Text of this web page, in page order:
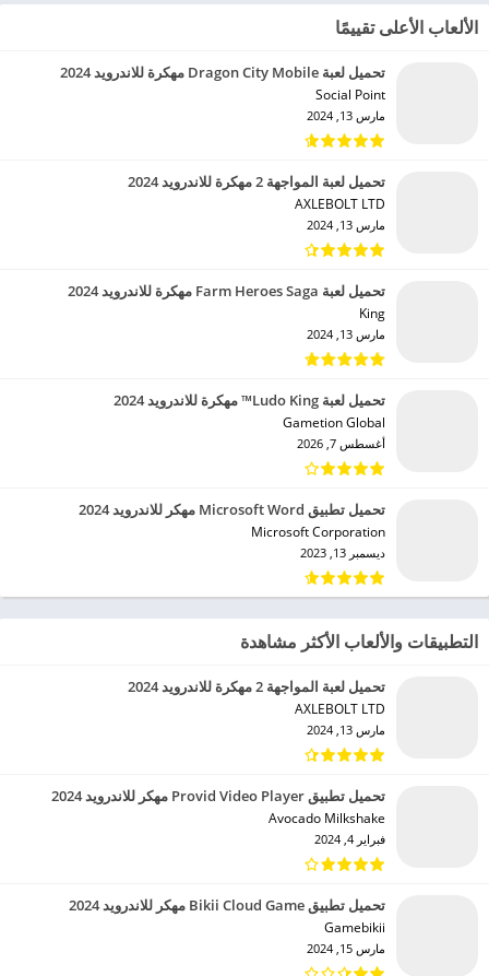
الألعاب الأعلى تقييمًا
تحميل لعبة Dragon City Mobile مهكرة للاندرويد 2024
Social Point‏
مارس 13, 2024
تحميل لعبة المواجهة 2 مهكرة للاندرويد 2024
AXLEBOLT LTD‏
مارس 13, 2024
تحميل لعبة Farm Heroes Saga مهكرة للاندرويد 2024
King‏
مارس 13, 2024
تحميل لعبة Ludo King™ مهكرة للاندرويد 2024
Gametion Global‏
أغسطس 7, 2026
تحميل تطبيق Microsoft Word مهكر للاندرويد 2024
Microsoft Corporation‏
ديسمبر 13, 2023
التطبيقات والألعاب الأكثر مشاهدة
تحميل لعبة المواجهة 2 مهكرة للاندرويد 2024
AXLEBOLT LTD‏
مارس 13, 2024
تحميل تطبيق Provid Video Player مهكر للاندرويد 2024
Avocado Milkshake‏
فبراير 4, 2024
تحميل تطبيق Bikii Cloud Game مهكر للاندرويد 2024
Gamebikii‏
مارس 15, 2024